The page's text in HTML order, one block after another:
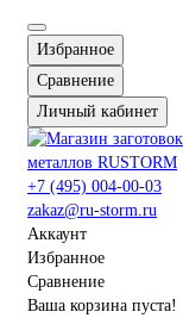
Избранное
Сравнение
Личный кабинет
+7 (495) 004-00-03
zakaz@ru-storm.ru
Аккаунт
Избранное
Сравнение
Ваша корзина пуста!